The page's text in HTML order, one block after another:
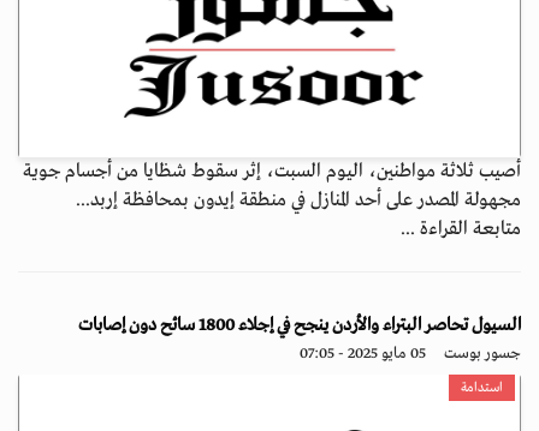
أصيب ثلاثة مواطنين، اليوم السبت، إثر سقوط شظايا من أجسام جوية
مجهولة المصدر على أحد المنازل في منطقة إيدون بمحافظة إربد...
متابعة القراءة ...
السيول تحاصر البتراء والأردن ينجح في إجلاء 1800 سائح دون إصابات
جسور بوست 05 مايو 2025 - 07:05
استدامة